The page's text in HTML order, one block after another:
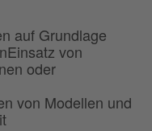
auf Grundlage
von
oder
von Modellen und